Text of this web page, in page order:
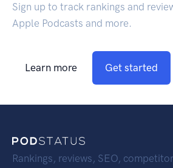
Sign up to track rankings and
Apple Podcasts and more.
Learn more Get started
Rankings, reviews, SEO,